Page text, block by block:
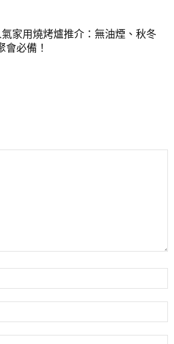
家用燒烤爐推介：無油煙、秋冬
會必備！